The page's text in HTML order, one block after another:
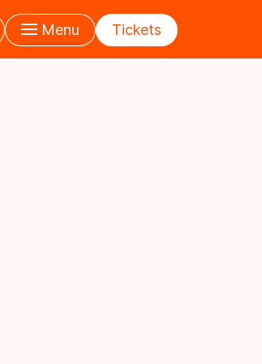
Menu Tickets